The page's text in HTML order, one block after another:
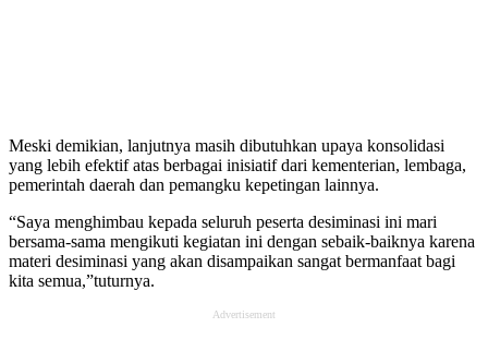
Meski demikian, lanjutnya masih dibutuhkan upaya konsolidasi
yang lebih efektif atas berbagai inisiatif dari kementerian, lembaga,
pemerintah daerah dan pemangku kepetingan lainnya.
“Saya menghimbau kepada seluruh peserta desiminasi ini mari
bersama-sama mengikuti kegiatan ini dengan sebaik-baiknya karena
materi desiminasi yang akan disampaikan sangat bermanfaat bagi
kita semua,”tuturnya.
Advertisement